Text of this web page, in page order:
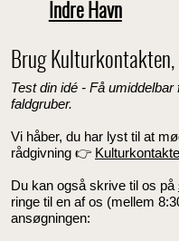
Indre Havn
Brug
Test din idé - Få
faldgruber.
Vi håber, du har lyst til at
rådgivning 👉
Du kan også skrive til os på
ringe til en af os (mellem
ansøgningen: